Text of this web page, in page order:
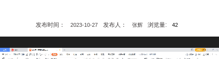
发布时间： 2023-10-27 发布人： 张辉 浏览量: 42